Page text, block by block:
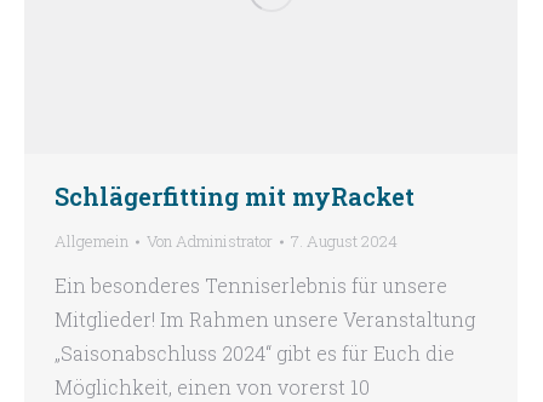
Schlägerfitting mit myRacket
Allgemein VonAdministrator 7. August 2024
Ein besonderes Tenniserlebnis für unsere
Mitglieder! Im Rahmen unsere Veranstaltung
„Saisonabschluss 2024“ gibt es für Euch die
Möglichkeit, einen von vorerst 10